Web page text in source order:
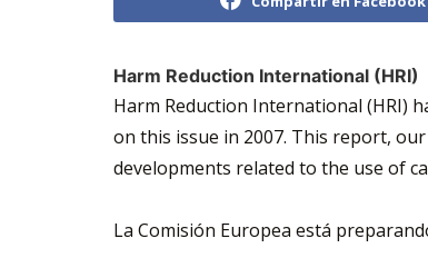
Harm Reduction International (HRI)
Harm Reduction International (HRI)
on this issue in 2007. This report,
developments related to the use of
La Comisión Europea está